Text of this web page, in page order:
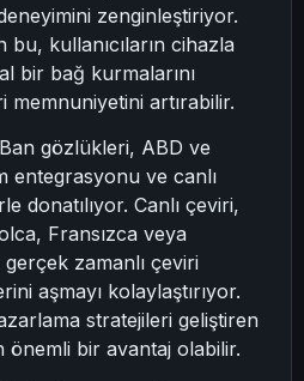
zenginleştiriyor.
bu, kullanıcıların cihazla
bir bağ kurmalarını
memnuniyetini artırabilir.
gözlükleri, ABD ve
entegrasyonu ve canlı
donatılıyor. Canlı çeviri,
Fransızca veya
zamanlı çeviri
aşmayı kolaylaştırıyor.
stratejileri geliştiren
bir avantaj olabilir.